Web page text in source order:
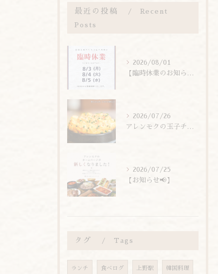
最近の投稿 Recent
Posts
2026/08/01
【臨時休業のお知らせ】
2026/07/26
アレンモクの玉子チムは、玉子を惜しまず6個分使用しています！
2026/07/25
【お知らせ📢】
タグ Tags
ランチ 食べログ 上野駅 韓国料理